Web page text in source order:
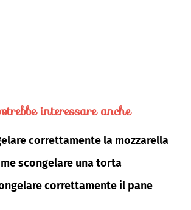
interessare anche
correttamente la mozzarella
scongelare una torta
correttamente il pane